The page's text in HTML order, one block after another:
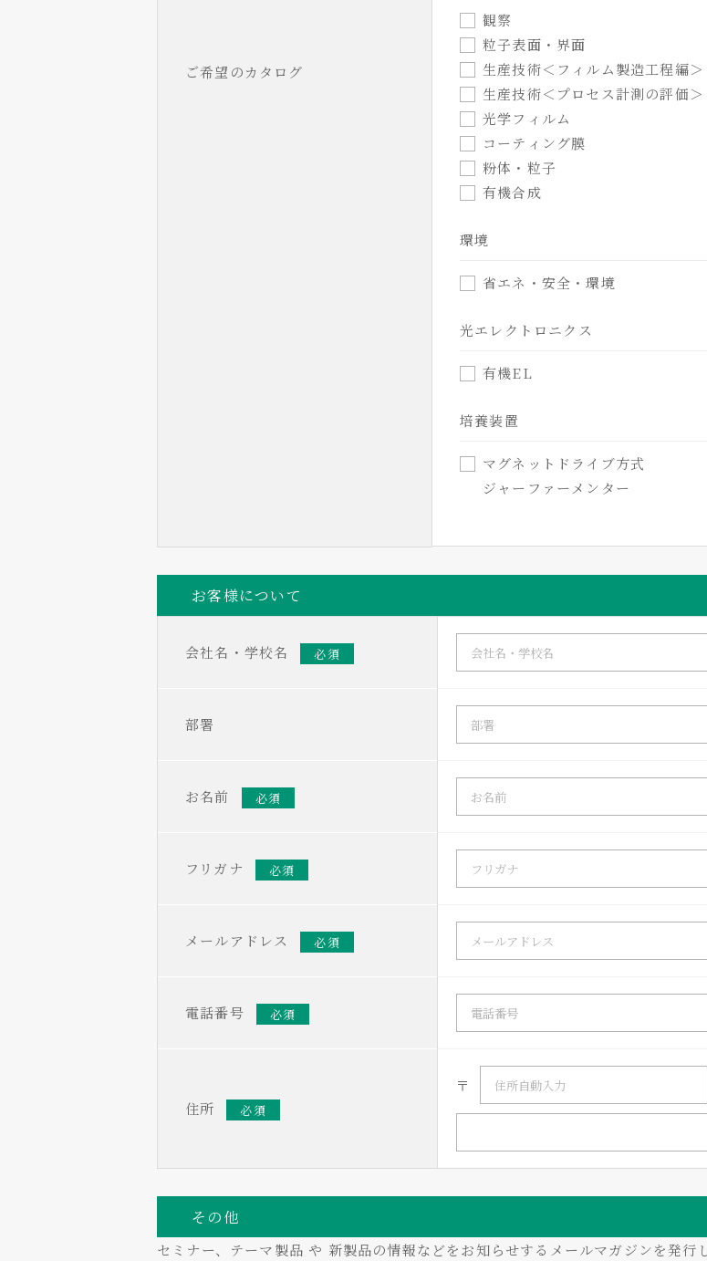
ご希望のカタログ
観察
粒子表面・界面
生産技術＜フィルム製造工程編＞
生産技術＜プロセス計測の評価＞
光学フィルム
コーティング膜
粉体・粒子
有機合成
環境
省エネ・安全・環境
光エレクトロニクス
有機EL
培養装置
マグネットドライブ方式
ジャーファーメンター
お客様について
会社名・学校名 必須
部署
お名前 必須
フリガナ 必須
メールアドレス 必須
電話番号 必須
住所 必須
〒
その他
セミナー、テーマ製品 や 新製品の情報などをお知らせするメールマガジンを発行